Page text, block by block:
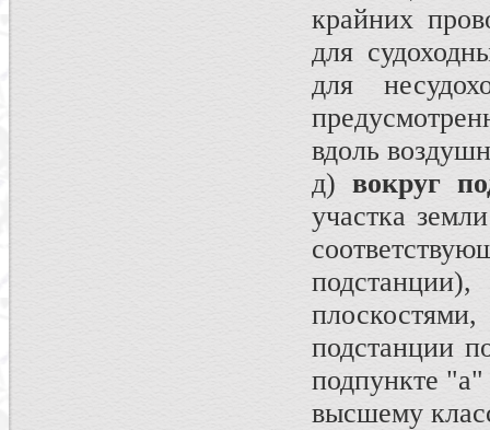
крайних
для
для
вдоль
д)вокруг
участка
подстанции
подпункте
высшему